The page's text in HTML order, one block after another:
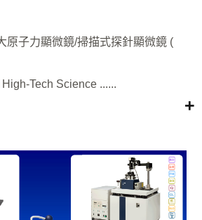
1月15...
...
2022-07-11
日舉
2022-07-01
... 2022-01-01
子力顯微鏡/掃描式探針顯微鏡 (
Tech Science ......
+